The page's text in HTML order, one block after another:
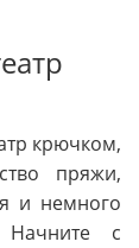
крючком,
пряжи,
и немного
Начните с